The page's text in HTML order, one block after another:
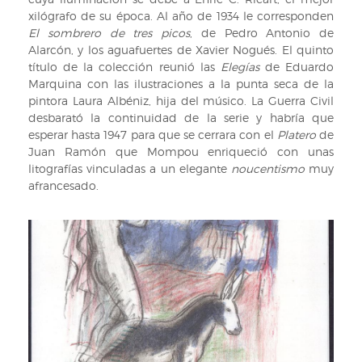
xilógrafo de su época. Al año de 1934 le corresponden
El sombrero de tres picos, de Pedro Antonio de
Alarcón, y los aguafuertes de Xavier Nogués. El quinto
título de la colección reunió las Elegías de Eduardo
Marquina con las ilustraciones a la punta seca de la
pintora Laura Albéniz, hija del músico. La Guerra Civil
desbarató la continuidad de la serie y habría que
esperar hasta 1947 para que se cerrara con el Platerode
Juan Ramón que Mompou enriqueció con unas
litografías vinculadas a un elegante noucentismo muy
afrancesado.